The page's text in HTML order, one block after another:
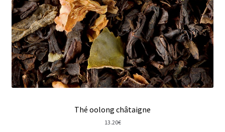
Machines à café
Boîtes à café
Cafés en capsules
Cafés vracs
Boîtes vides pour thés et infusions
Thé oolong châtaigne
13.20€